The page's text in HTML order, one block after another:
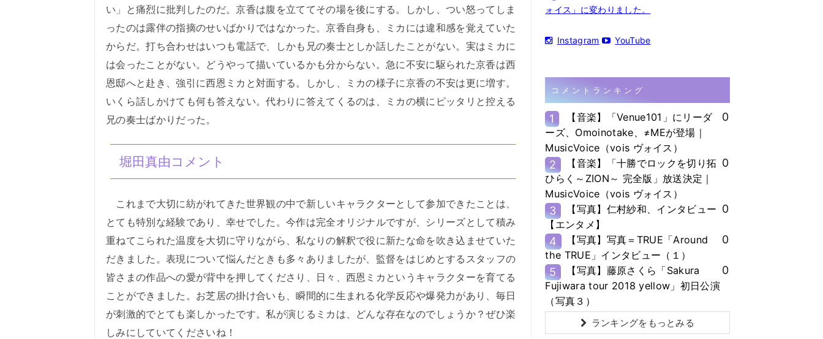
い」と痛烈に批判したのだ。京香は腹を立ててその場を後にする。しかし、つい怒ってしま
ったのは露伴の指摘のせいばかりではなかった。京香自身も、ミカには違和感を覚えていた
からだ。打ち合わせはいつも電話で、しかも兄の奏士としか話したことがない。実はミカに
は会ったことがない。どうやって描いているかも分からない。急に不安に駆られた京香は西
恩邸へと赴き、強引に西恩ミカと対面する。しかし、ミカの様子に京香の不安は更に増す。
いくら話しかけても何も答えない。代わりに答えてくるのは、ミカの横にピッタリと控える
兄の奏士ばかりだった。
堀田真由コメント
これまで大切に紡がれてきた世界観の中で新しいキャラクターとして参加できたことは、
とても特別な経験であり、幸せでした。今作は完全オリジナルですが、シリーズとして積み
重ねてこられた温度を大切に守りながら、私なりの解釈で役に新たな命を吹き込ませていた
だきました。表現について悩んだときも多々ありましたが、監督をはじめとするスタッフの
皆さまの作品への愛が背中を押してくださり、日々、西恩ミカというキャラクターを育てる
ことができました。お芝居の掛け合いも、瞬間的に生まれる化学反応や爆発力があり、毎日
が刺激的でとても楽しかったです。私が演じるミカは、どんな存在なのでしょうか？ぜひ楽
しみにしていてくださいね！
ォイス」に変わりました。
Instagram YouTube
コメントランキング
1
【音楽】「Venue101」にリーダ
ーズ、Omoinotake、≠MEが登場｜
MusicVoice（vois ヴォイス）
0
2
【音楽】「十勝でロックを切り拓
ひらく～ZION～ 完全版」放送決定｜
MusicVoice（vois ヴォイス）
0
3
【写真】仁村紗和、インタビュー
【エンタメ】
0
4
【写真】写真＝TRUE「Around
the TRUE」インタビュー（１）
0
5
【写真】藤原さくら「Sakura
Fujiwara tour 2018 yellow」初日公演
（写真３）
0
ランキングをもっとみる